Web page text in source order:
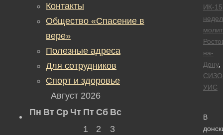
ИК-15
на-
Дону,
УИС
В
Контакты
Общество «Спасение в
вере»
Полезные адреса
Для сотрудников
Спорт и здоровье
Август 2026
Пн Вт Ср Чт Пт Сб Вс
1
2
3